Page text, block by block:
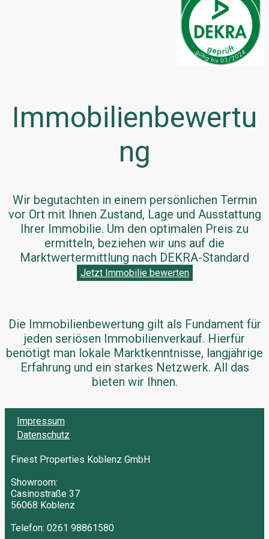
Immobilienbewertu
ng
Wir begutachten in einem persönlichen Termin
vor Ort mit Ihnen Zustand, Lage und Ausstattung
Ihrer Immobilie. Um den optimalen Preis zu
ermitteln, beziehen wir uns auf die
Marktwertermittlung nach DEKRA-Standard
Jetzt Immobilie bewerten
Die Immobilienbewertung gilt als Fundament für
jeden seriösen Immobilienverkauf. Hierfür
benötigt man lokale Marktkenntnisse, langjährige
Erfahrung und ein starkes Netzwerk. All das
bieten wir Ihnen.
Impressum
Datenschutz
Finest Properties Koblenz GmbH
Showroom:
Casinostraße 37
56068 Koblenz
Telefon: 0261 98861580